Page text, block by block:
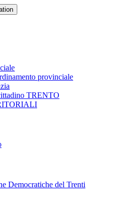
provinciale
TRENTO
Democratiche del Trenti